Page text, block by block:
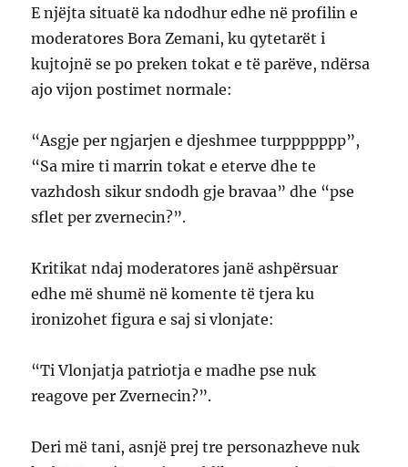
E njëjta situatë ka ndodhur edhe në profilin e
moderatores Bora Zemani, ku qytetarët i
kujtojnë se po preken tokat e të parëve, ndërsa
ajo vijon postimet normale:
“Asgje per ngjarjen e djeshmee turppppppp”,
“Sa mire ti marrin tokat e eterve dhe te
vazhdosh sikur sndodh gje bravaa” dhe “pse
sflet per zvernecin?”.
Kritikat ndaj moderatores janë ashpërsuar
edhe më shumë në komente të tjera ku
ironizohet figura e saj si vlonjate:
“Ti Vlonjatja patriotja e madhe pse nuk
reagove per Zvernecin?”.
Deri më tani, asnjë prej tre personazheve nuk